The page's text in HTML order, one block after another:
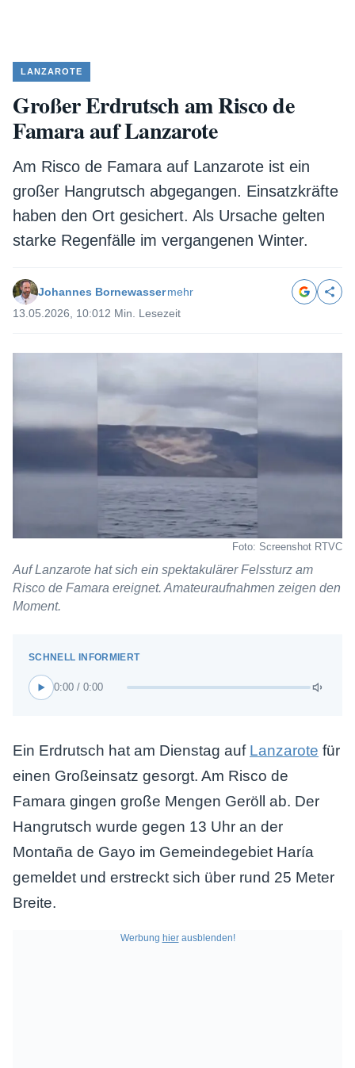
LANZAROTE
Großer Erdrutsch am Risco de
Famara auf Lanzarote
Am Risco de Famara auf Lanzarote ist ein
großer Hangrutsch abgegangen. Einsatzkräfte
haben den Ort gesichert. Als Ursache gelten
starke Regenfälle im vergangenen Winter.
Johannes Bornewassermehr
13.05.2026, 10:01 2 Min. Lesezeit
Foto: Screenshot RTVC
Auf Lanzarote hat sich ein spektakulärer Felssturz am
Risco de Famara ereignet. Amateuraufnahmen zeigen den
Moment.
0:00 / 0:00
Ein Erdrutsch hat am Dienstag auf Lanzarote für
einen Großeinsatz gesorgt. Am Risco de
Famara gingen große Mengen Geröll ab. Der
Hangrutsch wurde gegen 13 Uhr an der
Montaña de Gayo im Gemeindegebiet Haría
gemeldet und erstreckt sich über rund 25 Meter
Breite.
Werbung hierausblenden!